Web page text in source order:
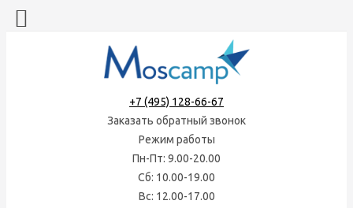
+7 (495) 128-66-67
Заказать обратный звонок
Режим работы
Пн-Пт: 9.00-20.00
Сб: 10.00-19.00
Вс: 12.00-17.00